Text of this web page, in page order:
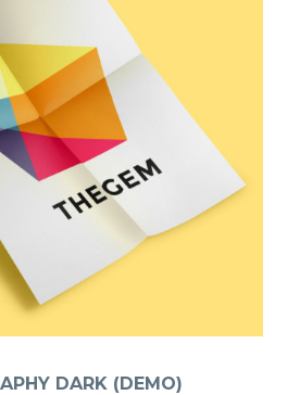
DARK (DEMO)